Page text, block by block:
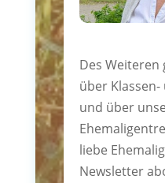
Des Weiteren
über
und über
liebe
Newsletter